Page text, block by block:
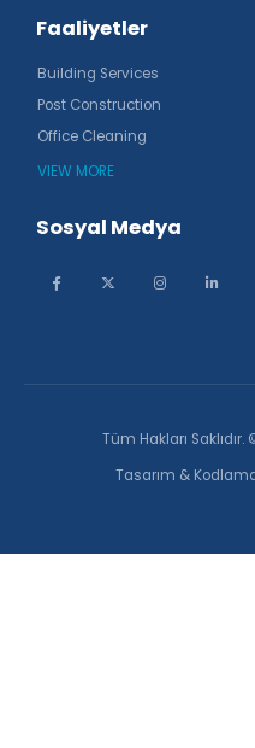
Faaliyetler
Building Services
Post Construction
Office Cleaning
VIEW MORE
Sosyal Medya
Tüm Hakları
Tasarım &